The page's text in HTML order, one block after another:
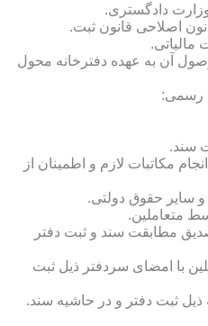
آن به عهده دفترخانه محول
رسمی:
مکاتبات لازم و اطمینان از
مطابقت سند و ثبت دفتر
با امضای سردفتر ذیل ثبت